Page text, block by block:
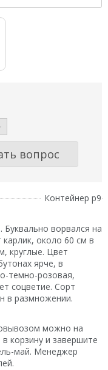
вопрос
Контейнер р9
Буквально ворвался на
карлик, около 60 см в
круглые. Цвет
ярче, в
темно-розовая,
соцветие. Сорт
в размножении.
можно на
корзину и завершите
май. Менеджер